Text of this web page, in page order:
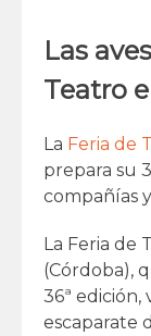
Las
Teatro
La Feria de
prepara su
compañías
La Feria de
(Córdoba),
36ª
escaparate